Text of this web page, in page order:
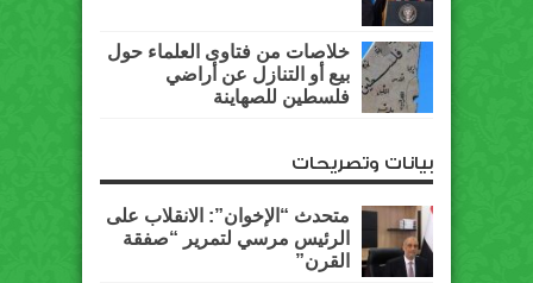
خلاصات من فتاوى العلماء حول
بيع أو التنازل عن أراضي
فلسطين للصهاينة
بيانات وتصريحات
متحدث “الإخوان”: الانقلاب على
الرئيس مرسي لتمرير “صفقة
القرن”